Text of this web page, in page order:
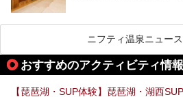
旅行やお出かけのついでは
ひ気軽に立ち寄ってみてくだ
ニフティ温泉ニュー
おすすめのアクティビティ情報
【琵琶湖・SUP体験】琵琶湖・湖西